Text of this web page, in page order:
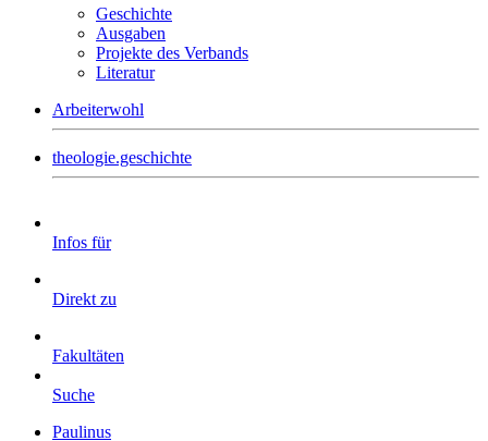
Geschichte
Ausgaben
Projekte des Verbands
Literatur
Arbeiterwohl
theologie.geschichte
Infos für
Direkt zu
Fakultäten
Suche
Paulinus